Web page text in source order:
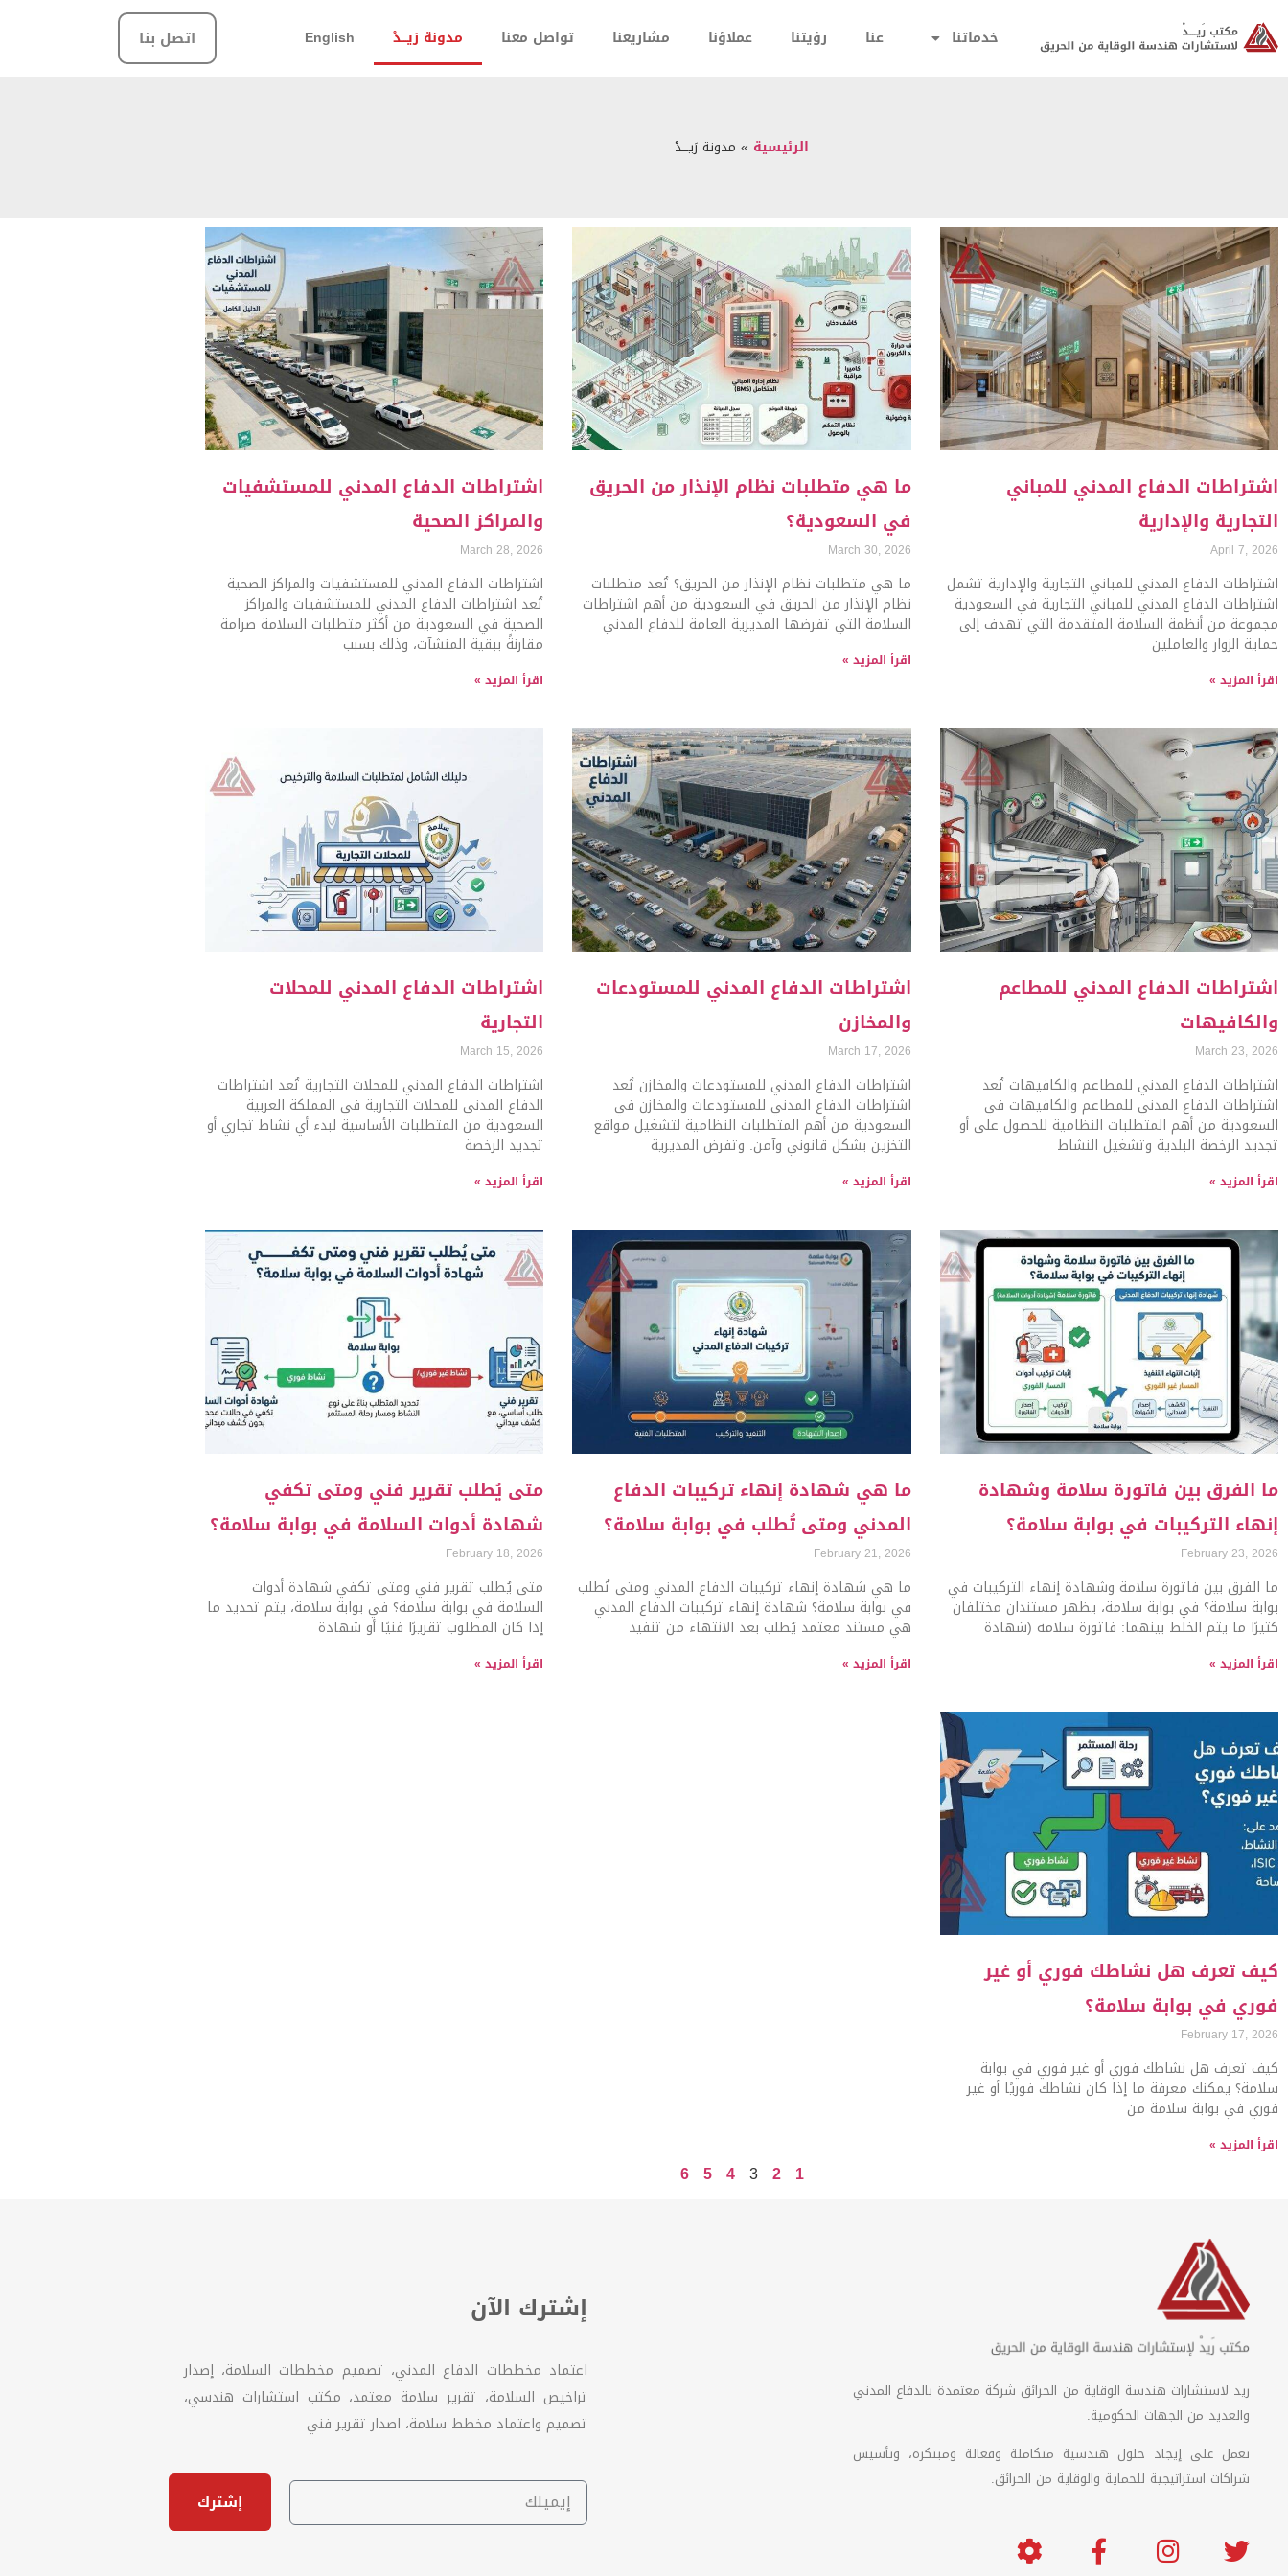
خدماتنا عنا رؤيتنا عملاؤنا مشاريعنا تواصل معنا مدونة رَيـــدْ English اتصل بنا
الرئيسية » مدونة رَيـــدْ
اشتراطات الدفاع المدني للمباني
التجارية والإدارية
April 7, 2026
اشتراطات الدفاع المدني للمباني التجارية والإدارية تشمل
اشتراطات الدفاع المدني للمباني التجارية في السعودية
مجموعة من أنظمة السلامة المتقدمة التي تهدف إلى
حماية الزوار والعاملين
اقرأ المزيد »
ما هي متطلبات نظام الإنذار من الحريق
في السعودية؟
March 30, 2026
ما هي متطلبات نظام الإنذار من الحريق؟ تُعد متطلبات
نظام الإنذار من الحريق في السعودية من أهم اشتراطات
السلامة التي تفرضها المديرية العامة للدفاع المدني
اقرأ المزيد »
اشتراطات الدفاع المدني للمستشفيات
والمراكز الصحية
March 28, 2026
اشتراطات الدفاع المدني للمستشفيات والمراكز الصحية
تُعد اشتراطات الدفاع المدني للمستشفيات والمراكز
الصحية في السعودية من أكثر متطلبات السلامة صرامة
مقارنةً ببقية المنشآت، وذلك بسبب
اقرأ المزيد »
اشتراطات الدفاع المدني للمطاعم
والكافيهات
March 23, 2026
اشتراطات الدفاع المدني للمطاعم والكافيهات تُعد
اشتراطات الدفاع المدني للمطاعم والكافيهات في
السعودية من أهم المتطلبات النظامية للحصول على أو
تجديد الرخصة البلدية وتشغيل النشاط
اقرأ المزيد »
اشتراطات الدفاع المدني للمستودعات
والمخازن
March 17, 2026
اشتراطات الدفاع المدني للمستودعات والمخازن تُعد
اشتراطات الدفاع المدني للمستودعات والمخازن في
السعودية من أهم المتطلبات النظامية لتشغيل مواقع
التخزين بشكل قانوني وآمن. وتفرض المديرية
اقرأ المزيد »
اشتراطات الدفاع المدني للمحلات
التجارية
March 15, 2026
اشتراطات الدفاع المدني للمحلات التجارية تُعد اشتراطات
الدفاع المدني للمحلات التجارية في المملكة العربية
السعودية من المتطلبات الأساسية لبدء أي نشاط تجاري أو
تجديد الرخصة
اقرأ المزيد »
ما الفرق بين فاتورة سلامة وشهادة
إنهاء التركيبات في بوابة سلامة؟
February 23, 2026
ما الفرق بين فاتورة سلامة وشهادة إنهاء التركيبات في
بوابة سلامة؟ في بوابة سلامة، يظهر مستندان مختلفان
كثيرًا ما يتم الخلط بينهما: فاتورة سلامة (شهادة
اقرأ المزيد »
ما هي شهادة إنهاء تركيبات الدفاع
المدني ومتى تُطلب في بوابة سلامة؟
February 21, 2026
ما هي شهادة إنهاء تركيبات الدفاع المدني ومتى تُطلب
في بوابة سلامة؟ شهادة إنهاء تركيبات الدفاع المدني
هي مستند معتمد يُطلب بعد الانتهاء من تنفيذ
اقرأ المزيد »
متى يُطلب تقرير فني ومتى تكفي
شهادة أدوات السلامة في بوابة سلامة؟
February 18, 2026
متى يُطلب تقرير فني ومتى تكفي شهادة أدوات
السلامة في بوابة سلامة؟ في بوابة سلامة، يتم تحديد ما
إذا كان المطلوب تقريرًا فنيًا أو شهادة
اقرأ المزيد »
كيف تعرف هل نشاطك فوري أو غير
فوري في بوابة سلامة؟
February 17, 2026
كيف تعرف هل نشاطك فوري أو غير فوري في بوابة
سلامة؟ يمكنك معرفة ما إذا كان نشاطك فوريًا أو غير
فوري في بوابة سلامة من
اقرأ المزيد »
1
2
3
4
5
6
ريد لاستشارات هندسة الوقاية من الحرائق شركة معتمدة بالدفاع المدني
والعديد من الجهات الحكومية.
تعمل على إيجاد حلول هندسية متكاملة وفعالة ومبتكرة، وتأسيس
شراكات استراتيجية للحماية والوقاية من الحرائق.
إشترك الآن
اعتماد مخططات الدفاع المدني، تصميم مخططات السلامة، إصدار
تراخيص السلامة، تقرير سلامة معتمد، مكتب استشارات هندسي،
تصميم واعتماد مخطط سلامة، اصدار تقرير فني
إشترك